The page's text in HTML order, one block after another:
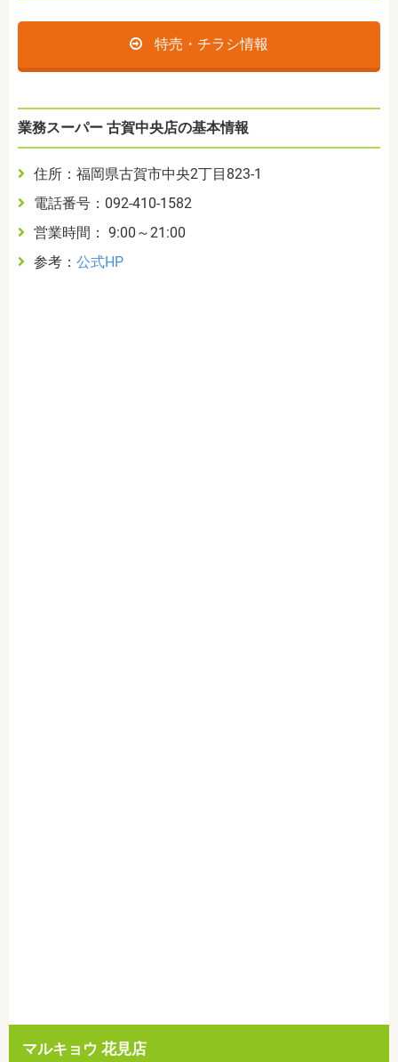
特売・チラシ情報
業務スーパー 古賀中央店の基本情報
住所：福岡県古賀市中央2丁目823-1
電話番号：092-410-1582
営業時間： 9:00～21:00
参考： 公式HP
マルキョウ 花見店